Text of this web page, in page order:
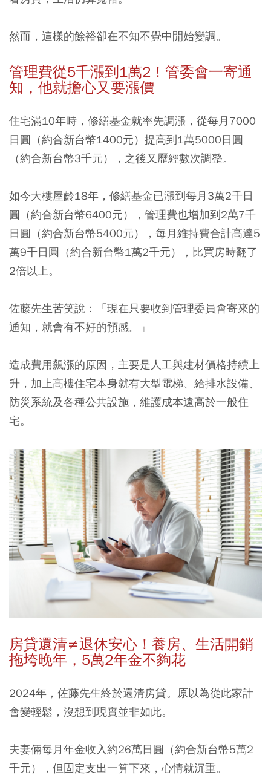
然而，這樣的餘裕卻在不知不覺中開始變調。
管理費從5千漲到1萬2 ！管委會一寄通
知，他就擔心又要漲價
住宅滿10年時，修繕基金就率先調漲，從每月7000
日圓（約合新台幣1400元）提高到1萬5000日圓
（約合新台幣3千元），之後又歷經數次調整。
如今大樓屋齡18年，修繕基金已漲到每月3萬2千日
圓（約合新台幣6400元），管理費也增加到2萬7千
日圓（約合新台幣5400元），每月維持費合計高達5
萬9千日圓（約合新台幣1萬2千元），比買房時翻了
2倍以上。
佐藤先生苦笑說：「現在只要收到管理委員會寄來的
通知，就會有不好的預感。」
造成費用飆漲的原因，主要是人工與建材價格持續上
升，加上高樓住宅本身就有大型電梯、給排水設備、
防災系統及各種公共設施，維護成本遠高於一般住
宅。
房貸還清≠退休安心！養房、生活開銷
拖垮晚年，5萬2年金不夠花
2024年，佐藤先生終於還清房貸。原以為從此家計
會變輕鬆，沒想到現實並非如此。
夫妻倆每月年金收入約26萬日圓（約合新台幣5萬2
千元），但固定支出一算下來，心情就沉重。